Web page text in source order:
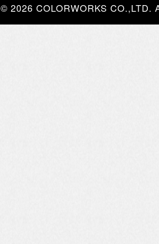
© 2026 COLORWORKS CO.,LTD.